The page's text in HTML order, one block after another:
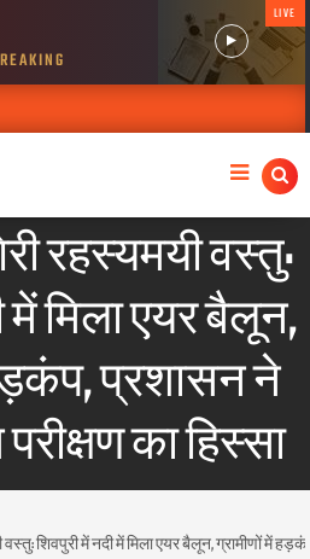
LIVE
रहस्यमयी वस्तु:
में मिला एयर बैलून,
प्रशासन ने
का हिस्सा
शिवपुरी में नदी में मिला एयर बैलून, ग्रामीणों में